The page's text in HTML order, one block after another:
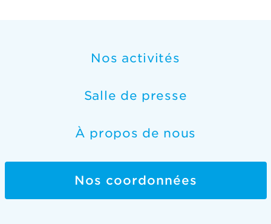
Nos activités
Salle de presse
À propos de nous
Nos coordonnées